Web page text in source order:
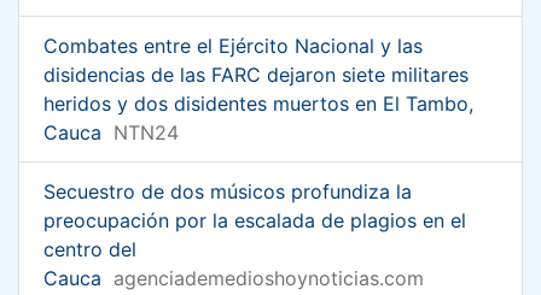
Combates entre el Ejército Nacional y las
disidencias de las FARC dejaron siete militares
heridos y dos disidentes muertos en El Tambo,
Cauca NTN24
Secuestro de dos músicos profundiza la
preocupación por la escalada de plagios en el
centro del
Cauca agenciademedioshoynoticias.com